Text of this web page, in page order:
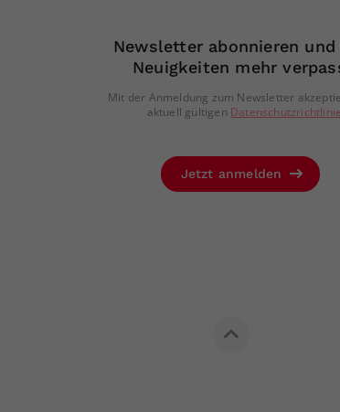
Newsletter abonnieren und
Neuigkeiten mehr
Mit der Anmeldung zum Newsletter
aktuell gültigen
Jetzt anmelden